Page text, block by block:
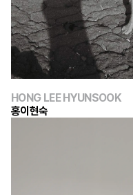
HONG LEE HYUNSOOK
홍이현숙